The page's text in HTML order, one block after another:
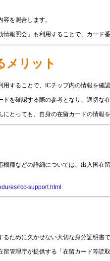
を照合します。
報照会」も利用することで、カード
メリット
することで、ICチップ内の情報を確
を確認する際の参考となり、適切な
とっても、自身の在留カードの情報
種などの詳細については、出入国在
rcc-support.html
ために欠かせない大切な身分証明書で
管理庁が提供する「在留カード等読